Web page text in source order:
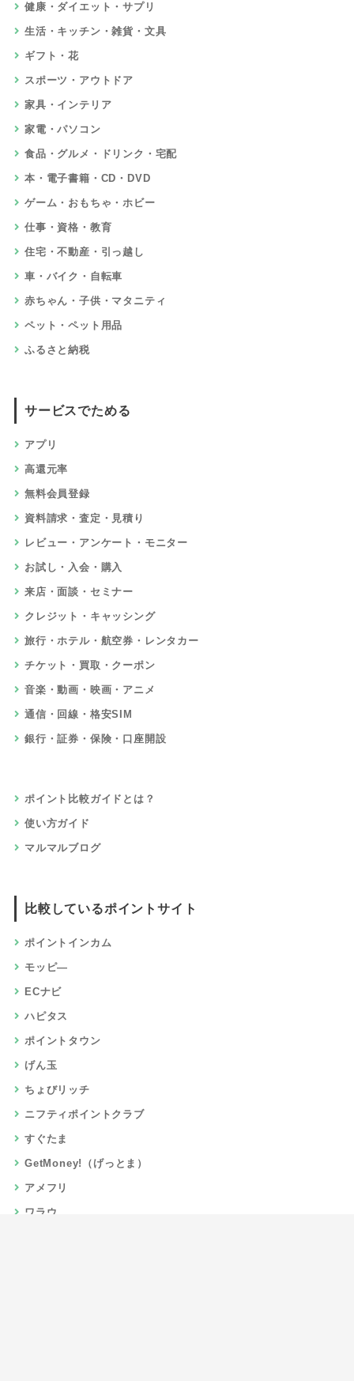
健康・ダイエット・サプリ
生活・キッチン・雑貨・文具
ギフト・花
スポーツ・アウトドア
家具・インテリア
家電・パソコン
食品・グルメ・ドリンク・宅配
本・電子書籍・CD・DVD
ゲーム・おもちゃ・ホビー
仕事・資格・教育
住宅・不動産・引っ越し
車・バイク・自転車
赤ちゃん・子供・マタニティ
ペット・ペット用品
ふるさと納税
サービスでためる
アプリ
高還元率
無料会員登録
資料請求・査定・見積り
レビュー・アンケート・モニター
お試し・入会・購入
来店・面談・セミナー
クレジット・キャッシング
旅行・ホテル・航空券・レンタカー
チケット・買取・クーポン
音楽・動画・映画・アニメ
通信・回線・格安SIM
銀行・証券・保険・口座開設
ポイント比較ガイドとは？
使い方ガイド
マルマルブログ
比較しているポイントサイト
ポイントインカム
モッピ―
ECナビ
ハピタス
ポイントタウン
げん玉
ちょびリッチ
ニフティポイントクラブ
すぐたま
GetMoney!（げっとま）
アメフリ
ワラウ